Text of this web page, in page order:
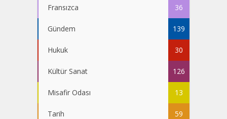
Fransızca 36
Gündem 139
Hukuk 30
Kültür Sanat 126
Misafir Odası 13
Tarih 59